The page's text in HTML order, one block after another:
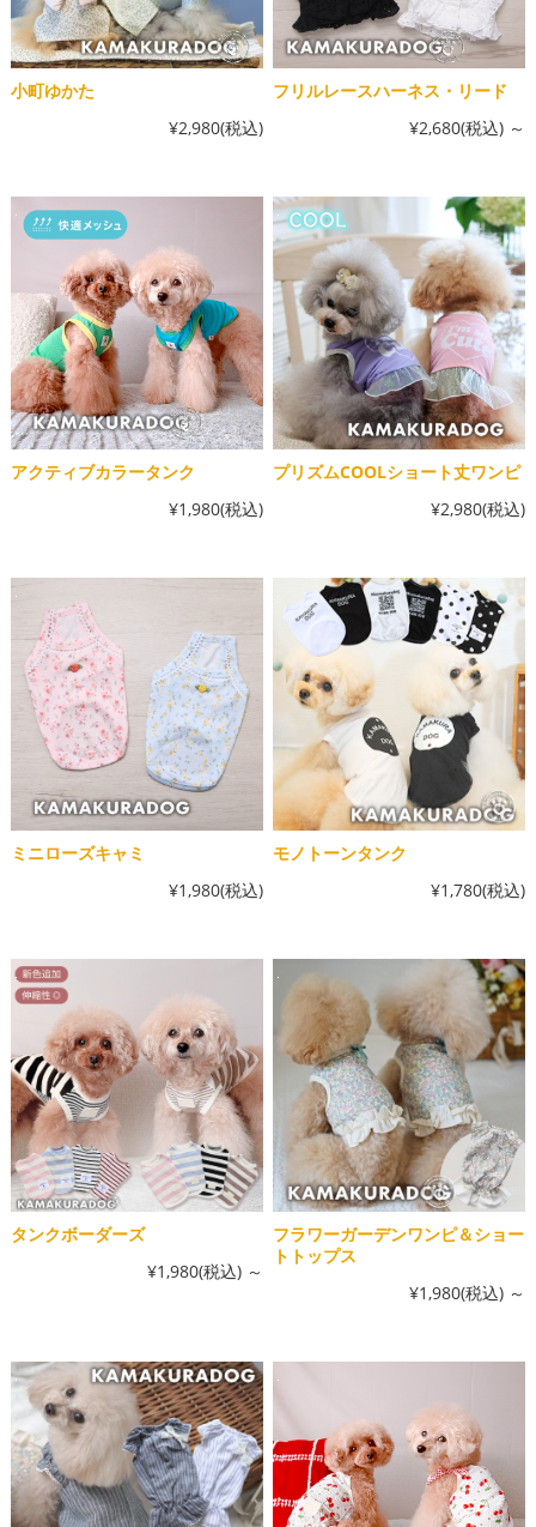
小町ゆかた
¥2,980(税込)
フリルレースハーネス・リード
¥2,680(税込) ～
アクティブカラータンク
¥1,980(税込)
プリズムCOOLショート丈ワンピ
¥2,980(税込)
ミニローズキャミ
¥1,980(税込)
モノトーンタンク
¥1,780(税込)
タンクボーダーズ
¥1,980(税込) ～
フラワーガーデンワンピ＆ショー
トトップス
¥1,980(税込) ～